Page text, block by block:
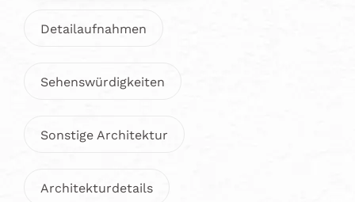
Detailaufnahmen
Sehenswürdigkeiten
Sonstige Architektur
Architekturdetails